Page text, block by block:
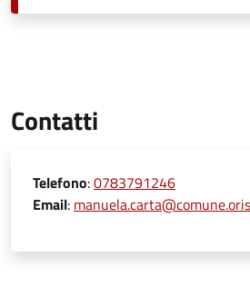
Contatti
Telefono:0783791246
Email: